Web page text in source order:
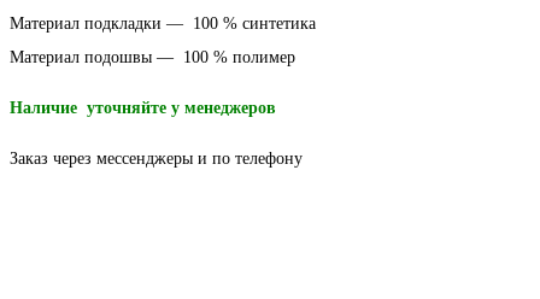
6600,00 ₽
Материал подкладки — 100 % синтетика
Материал подошвы — 100 % полимер
Наличие уточняйте у менеджеров
Заказ через мессенджеры и по телефону